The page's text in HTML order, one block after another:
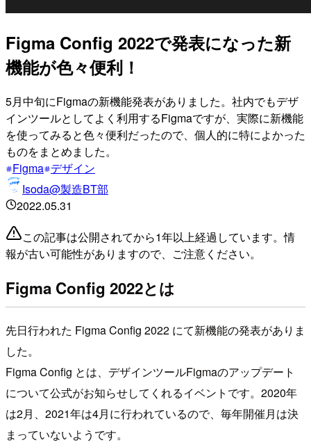
Figma Config 2022で発表になった新
機能が色々便利！
5月中旬にFigmaの新機能発表がありました。社内でもデザ
インツールとしてよく利用するFigmaですが、実際に新機能
を使ってみると色々便利だったので、個人的に特によかった
ものをまとめました。
Figma デザイン
Isoda@製造BT部
2022.05.31
この記事は公開されてから1年以上経過しています。情
報が古い可能性がありますので、ご注意ください。
Figma Config 2022とは
先日行われた Figma Config 2022 にて新機能の発表がありま
した。
Figma Config とは、デザインツールFigmaのアップデート
について公式がお知らせしてくれるイベントです。2020年
は2月、2021年は4月に行われているので、毎年開催月は決
まっていないようです。